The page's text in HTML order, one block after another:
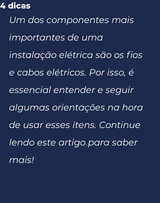
4 dicas
Um dos componentes mais
importantes de uma
instalação elétrica são os fios
e cabos elétricos. Por isso, é
essencial entender e seguir
algumas orientações na hora
de usar esses itens. Continue
lendo este artigo para saber
mais!